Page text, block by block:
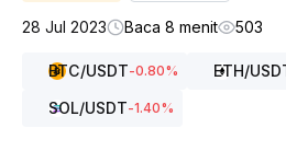
28 Jul 2023
Baca 8 menit 503
BTC/USDT-0.80% ETH/
SOL/USDT-1.40%